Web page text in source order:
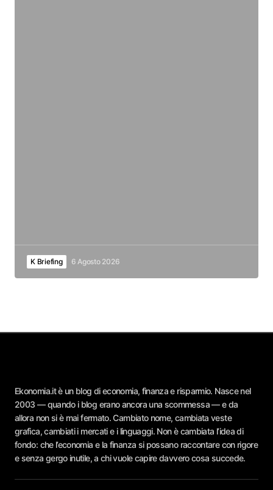
K Briefing 6 Agosto 2026
Ekonomia.it è un blog di economia, finanza e risparmio. Nasce nel
2003 — quando i blog erano ancora una scommessa — e da
allora non si è mai fermato. Cambiato nome, cambiata veste
grafica, cambiati i mercati e i linguaggi. Non è cambiata l’idea di
fondo: che l’economia e la finanza si possano raccontare con rigore
e senza gergo inutile, a chi vuole capire davvero cosa succede.